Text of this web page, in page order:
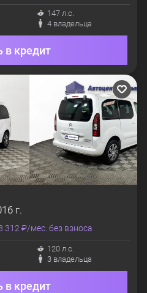
147 л.с.
4 владельца
в кредит
г.
312 ₽/мес. без взноса
120 л.с.
3 владельца
в кредит